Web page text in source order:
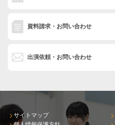
資料請求・お問い合わせ
出演依頼・お問い合わせ
サイトマップ